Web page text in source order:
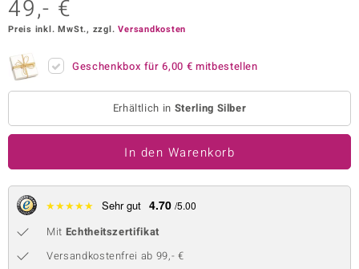
49,- €
Preis inkl. MwSt., zzgl.Versandkosten
Geschenkbox für6,00 € mitbestellen
Erhältlich in Sterling Silber
In den Warenkorb
★★★★★ Sehr gut 4.70 /5.00
Mit Echtheitszertifikat
Versandkostenfrei ab 99,- €